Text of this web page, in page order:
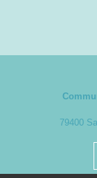
79400